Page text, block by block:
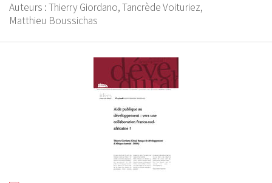
Auteurs :Thierry Giordano,Tancrède Voituriez,
Matthieu Boussichas